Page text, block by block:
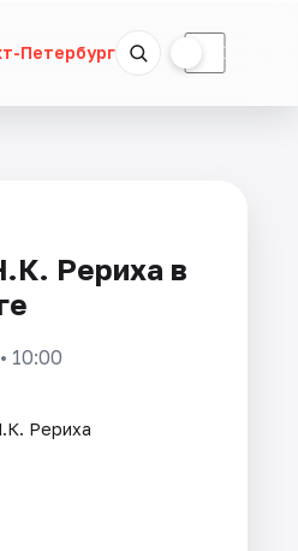
Петербург ☾
Рериха в
10:00
Рериха